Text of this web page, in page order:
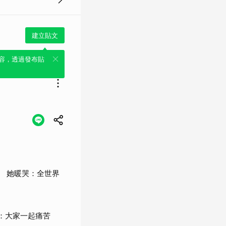
建立貼文
，透過發布貼
她暖哭：全世界
大家一起痛苦